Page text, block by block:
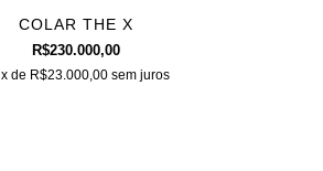
COLAR THE X
R$230.000,00
x de R$23.000,00 sem juros